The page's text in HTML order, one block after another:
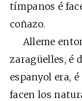
tímpanos é
coñazo.
Alleme
zaragüelles, é
espanyol era,
facen los